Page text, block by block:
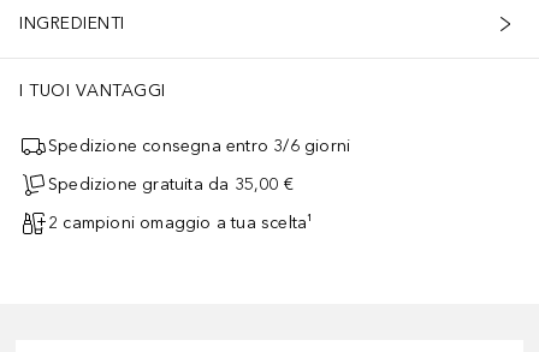
INGREDIENTI
I TUOI VANTAGGI
Spedizione consegna entro 3/6 giorni
Spedizione gratuita da 35,00 €
2 campioni omaggio a tua scelta¹